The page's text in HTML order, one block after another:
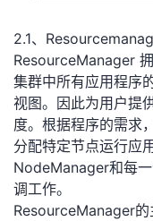
2.1、
ResourceManager
集群中所有应用程序
视图。因此为用户提
度。根据程序的需求
分配特定节点运行应
NodeManager和每
调工作。
ResourceManager的